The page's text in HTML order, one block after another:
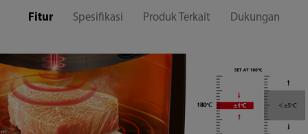
Fitur Spesifikasi Produk Terkait Dukungan